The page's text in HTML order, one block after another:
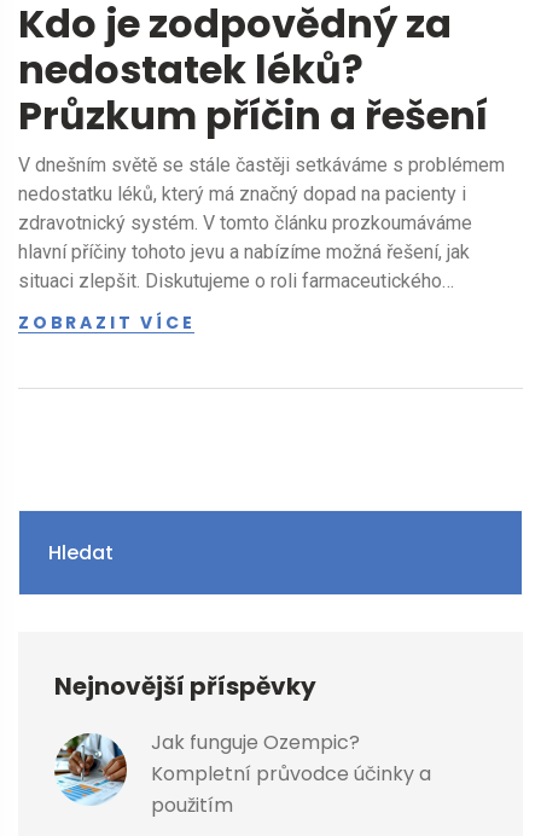
Kdo je zodpovědný za
nedostatek léků?
Průzkum příčin a řešení
V dnešním světě se stále častěji setkáváme s problémem
nedostatku léků, který má značný dopad na pacienty i
zdravotnický systém. V tomto článku prozkoumáváme
hlavní příčiny tohoto jevu a nabízíme možná řešení, jak
situaci zlepšit. Diskutujeme o roli farmaceutického
průmyslu, distribučních problémech a vlivu regulace,
zatímco poskytujeme praktické tipy pro pacienty, jak se s
ZOBRAZIT VÍCE
Hledat
Nejnovější příspěvky
Jak funguje Ozempic?
Kompletní průvodce účinky a
použitím